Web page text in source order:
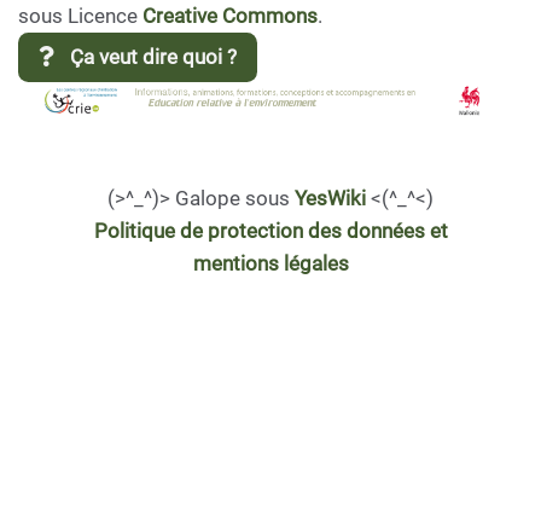
sous Licence Creative Commons.
Ça veut dire quoi ?
(>^_^)> Galope sous YesWiki <(^_^<)
Politique de protection des données et
mentions légales